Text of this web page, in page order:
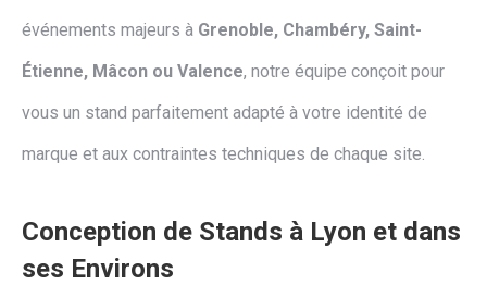
événements majeurs à Grenoble, Chambéry, Saint-
Étienne, Mâcon ou Valence, notre équipe conçoit pour
vous un stand parfaitement adapté à votre identité de
marque et aux contraintes techniques de chaque site.
Conception de Stands à Lyon et dans
ses Environs